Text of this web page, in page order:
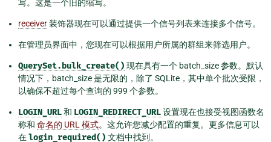
写。这是一个旧的缩写。
receiver装饰器现在可以通过提供一个信号列表来连接多个信号。
在管理员界面中，您现在可以根据用户所属的群组来筛选用户。
QuerySet.bulk_create() 现在具有一个 batch_size 参数。默认
情况下，batch_size 是无限的，除了 SQLite，其中单个批次受限，
以确保不超过每个查询的 999 个参数。
LOGIN_URL和 LOGIN_REDIRECT_URL设置现在也接受视图函数名
称和 命名的 URL 模式。这允许您减少配置的重复。更多信息可以
在login_required() 文档中找到。